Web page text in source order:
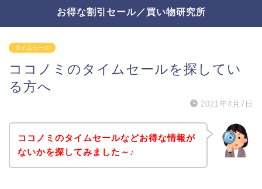
お得な割引セール／買い物研究所
タイムセール
ココノミのタイムセールを探してい
る方へ
2021年4月7日
ココノミのタイムセールなどお得な情報が
ないかを探してみました～♪